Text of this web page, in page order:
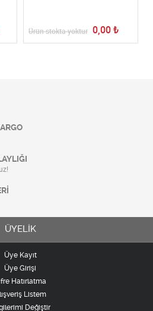
Ürün stokta yoktur 0,00 ₺
ÜYELİK
Üye Kayıt
Üye Girişi
Hatırlatma
Listem
Değiştir